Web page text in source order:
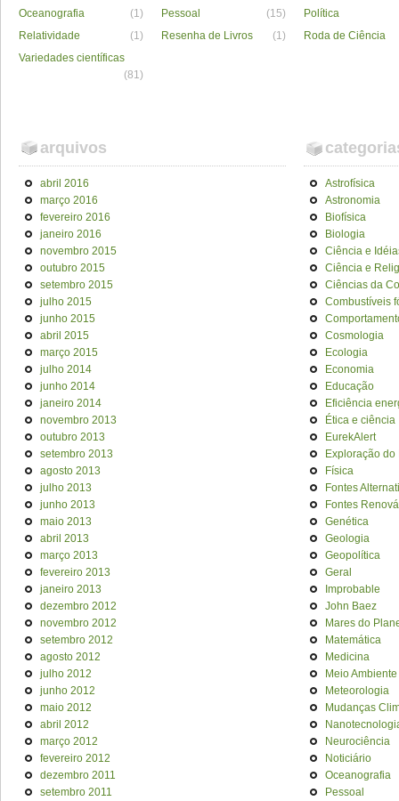
Oceanografia
(1) Pessoal (15)
Política
Relatividade
(1) Resenha de Livros (1)
Roda de Ciência
Variedades científicas
(81)
arquivos
abril 2016
março 2016
fevereiro 2016
janeiro 2016
novembro 2015
outubro 2015
setembro 2015
julho 2015
junho 2015
abril 2015
março 2015
julho 2014
junho 2014
janeiro 2014
novembro 2013
outubro 2013
setembro 2013
agosto 2013
julho 2013
junho 2013
maio 2013
abril 2013
março 2013
fevereiro 2013
janeiro 2013
dezembro 2012
novembro 2012
setembro 2012
agosto 2012
julho 2012
junho 2012
maio 2012
abril 2012
março 2012
fevereiro 2012
dezembro 2011
setembro 2011
Astrofísica
Astronomia
Biofísica
Biologia
Ciência e
Ciência e
Ciências da
Combustíveis
Cosmologia
Ecologia
Economia
Educação
Eficiência
Ética e ciência
EurekAlert
Exploração do
Física
Fontes
Fontes
Genética
Geologia
Geopolítica
Geral
Improbable
John Baez
Mares do
Matemática
Medicina
Meio Ambiente
Meteorologia
Mudanças
Neurociência
Noticiário
Oceanografia
Pessoal